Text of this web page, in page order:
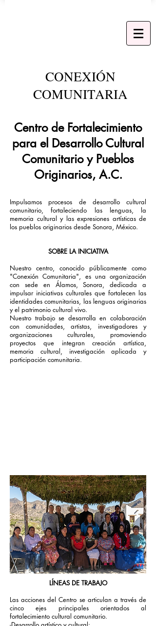
CONEXIÓN
COMUNITARIA
Centro de Fortalecimiento
para el Desarrollo Cultural
Comunitario y Pueblos
Originarios, A.C.
Impulsamos procesos de desarrollo cultural
comunitario, fortaleciendo las lenguas, la
memoria cultural y las expresiones artísticas de
los pueblos originarios desde Sonora, México.
SOBRE LA INICIATIVA
Nuestro centro, conocido públicamente como
"Conexión Comunitaria", es una organización
con sede en Álamos, Sonora, dedicada a
impulsar iniciativas culturales que fortalecen las
identidades comunitarias, las lenguas originarias
y el patrimonio cultural vivo.
Nuestro trabajo se desarrolla en colaboración
con comunidades, artistas, investigadores y
organizaciones culturales, promoviendo
proyectos que integran creación artística,
memoria cultural, investigación aplicada y
participación comunitaria.
LÍNEAS DE TRABAJO
Las acciones del Centro se articulan a través de
cinco ejes principales orientados al
fortalecimiento cultural comunitario.